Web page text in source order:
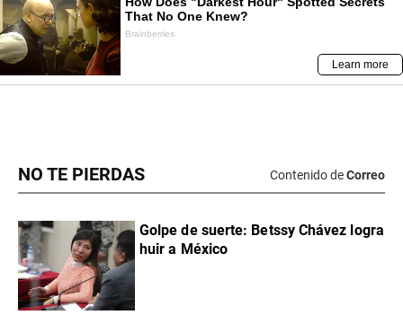
NO TE PIERDAS Contenido deCorreo
Golpe de suerte: Betssy Chávez logra
huir a México